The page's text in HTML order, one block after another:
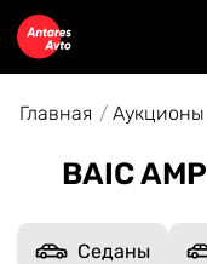
Главная Аукционы
BAIC
Седаны